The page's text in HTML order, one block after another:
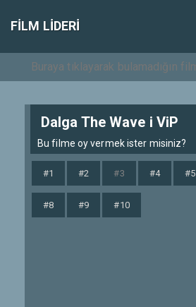
FILM LIDERI
Dalga The Wave i ViP
Bu filme oy vermek ister misiniz?
#1 #2 #3 #4 #5
#8 #9 #10